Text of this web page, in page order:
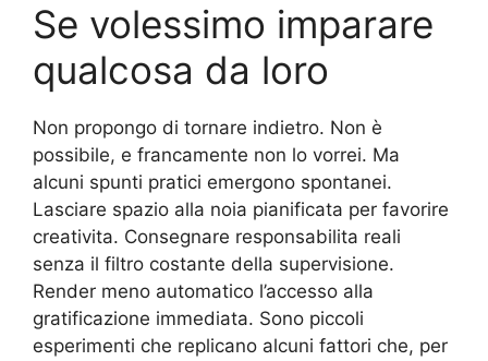
Se volessimo imparare
qualcosa da loro
Non propongo di tornare indietro. Non è
possibile, e francamente non lo vorrei. Ma
alcuni spunti pratici emergono spontanei.
Lasciare spazio alla noia pianificata per favorire
creativita. Consegnare responsabilita reali
senza il filtro costante della supervisione.
Render meno automatico l’accesso alla
gratificazione immediata. Sono piccoli
esperimenti che replicano alcuni fattori che, per